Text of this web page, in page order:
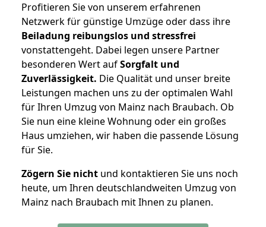
Profitieren Sie von unserem erfahrenen
Netzwerk für günstige Umzüge oder dass ihre
Beiladung reibungslos und stressfrei
vonstattengeht. Dabei legen unsere Partner
besonderen Wert aufSorgfalt und
Zuverlässigkeit. Die Qualität und unser breite
Leistungen machen uns zu der optimalen Wahl
für Ihren Umzug von Mainz nach Braubach. Ob
Sie nun eine kleine Wohnung oder ein großes
Haus umziehen, wir haben die passende Lösung
für Sie.
Zögern Sie nicht und kontaktieren Sie uns noch
heute, um Ihren deutschlandweiten Umzug von
Mainz nach Braubach mit Ihnen zu planen.